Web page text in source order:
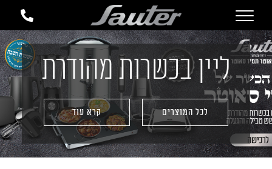
ליין בכשרות מהודרת
לכל המוצרים קרא עוד